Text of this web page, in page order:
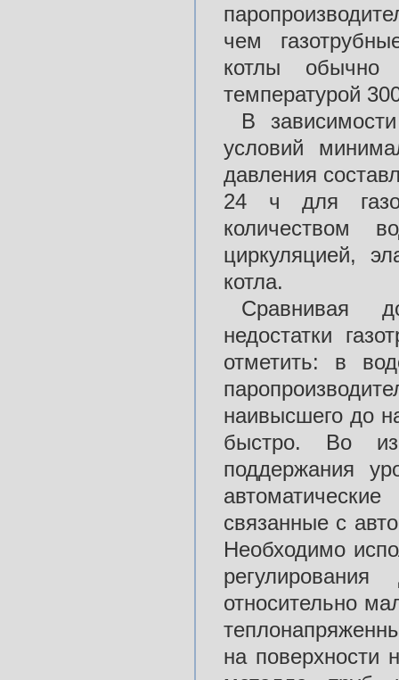
чем
котлы
температурой
В
условий
давления
24 ч для
количеством
циркуляцией,
котла.
Сравнивая
недостатки
отметить: в
наивысшего до
быстро. Во
поддержания
связанные с
Необходимо
относительно
на поверхности